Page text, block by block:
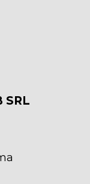
SRL